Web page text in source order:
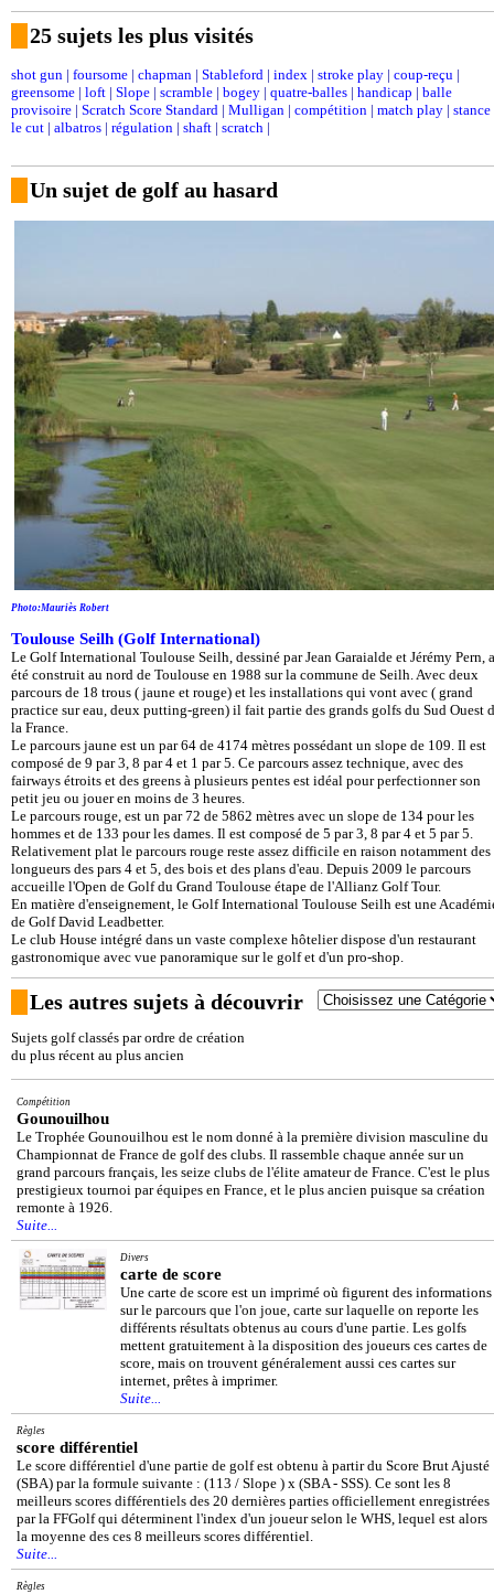
25 sujets les plus visités
shot gun | foursome | chapman | Stableford | index | stroke play | coup-reçu |
greensome | loft | Slope | scramble | bogey | quatre-balles | handicap | balle
provisoire | Scratch Score Standard | Mulligan | compétition | match play | stance
le cut | albatros | régulation | shaft | scratch |
Un sujet de golf au hasard
Photo:Mauriès Robert
Toulouse Seilh (Golf International)
Le Golf International Toulouse Seilh, dessiné par Jean Garaialde et Jérémy Pern, a
été construit au nord de Toulouse en 1988 sur la commune de Seilh. Avec deux
parcours de 18 trous ( jaune et rouge) et les installations qui vont avec ( grand
practice sur eau, deux putting-green) il fait partie des grands golfs du Sud Ouest
la France.
Le parcours jaune est un par 64 de 4174 mètres possédant un slope de 109. Il est
composé de 9 par 3, 8 par 4 et 1 par 5. Ce parcours assez technique, avec des
fairways étroits et des greens à plusieurs pentes est idéal pour perfectionner son
petit jeu ou jouer en moins de 3 heures.
Le parcours rouge, est un par 72 de 5862 mètres avec un slope de 134 pour les
hommes et de 133 pour les dames. Il est composé de 5 par 3, 8 par 4 et 5 par 5.
Relativement plat le parcours rouge reste assez difficile en raison notamment des
longueurs des pars 4 et 5, des bois et des plans d'eau. Depuis 2009 le parcours
accueille l'Open de Golf du Grand Toulouse étape de l'Allianz Golf Tour.
En matière d'enseignement, le Golf International Toulouse Seilh est une
de Golf David Leadbetter.
Le club House intégré dans un vaste complexe hôtelier dispose d'un restaurant
gastronomique avec vue panoramique sur le golf et d'un pro-shop.
Les autres sujets à découvrir
Sujets golf classés par ordre de création
du plus récent au plus ancien
Compétition
Gounouilhou
Le Trophée Gounouilhou est le nom donné à la première division masculine du
Championnat de France de golf des clubs. Il rassemble chaque année sur un
grand parcours français, les seize clubs de l'élite amateur de France. C'est le plus
prestigieux tournoi par équipes en France, et le plus ancien puisque sa création
remonte à 1926.
Suite...
Divers
carte de score
Une carte de score est un imprimé où figurent des informations
sur le parcours que l'on joue, carte sur laquelle on reporte les
différents résultats obtenus au cours d'une partie. Les golfs
mettent gratuitement à la disposition des joueurs ces cartes de
score, mais on trouvent généralement aussi ces cartes sur
internet, prêtes à imprimer.
Suite...
Règles
score différentiel
Le score différentiel d'une partie de golf est obtenu à partir du Score Brut Ajusté
(SBA) par la formule suivante : (113 / Slope ) x (SBA - SSS). Ce sont les 8
meilleurs scores différentiels des 20 dernières parties officiellement enregistrées
par la FFGolf qui déterminent l'index d'un joueur selon le WHS, lequel est alors
la moyenne des ces 8 meilleurs scores différentiel.
Suite...
Règles